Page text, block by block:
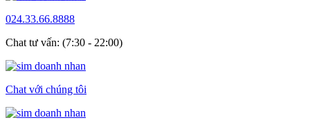
024.33.66.8888
Chat tư vấn: (7:30 - 22:00)
Chat với chúng tôi